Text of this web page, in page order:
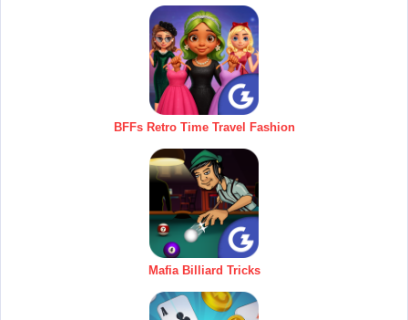
BFFs Retro Time Travel Fashion
Mafia Billiard Tricks